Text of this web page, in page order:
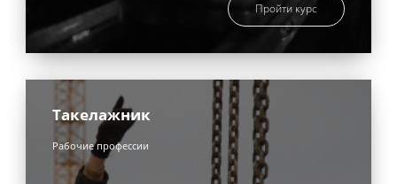
Пройти курс
Такелажник
Рабочие профессии